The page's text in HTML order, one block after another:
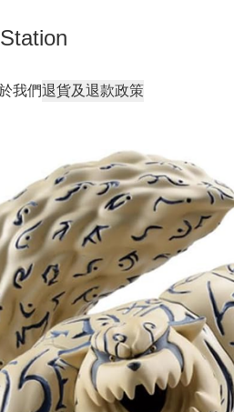
我們退貨及退款政策